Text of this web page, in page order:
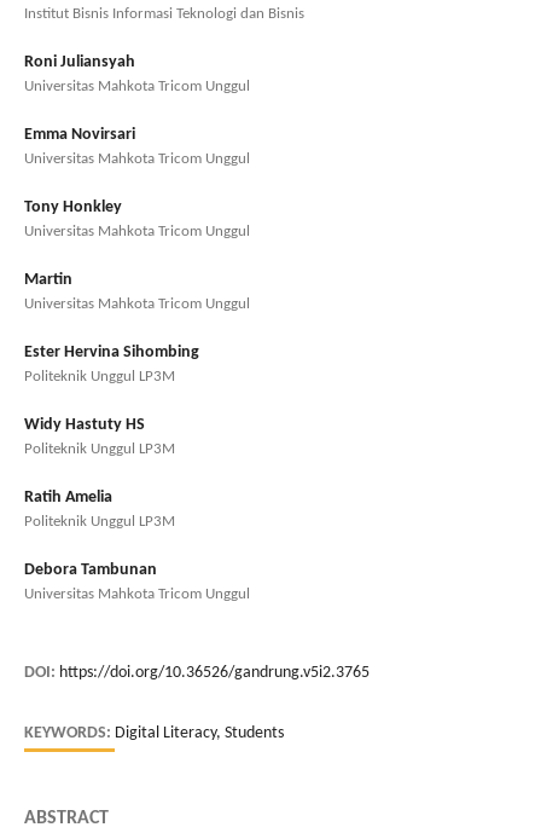
Institut Bisnis Informasi Teknologi dan Bisnis
Roni Juliansyah
Universitas Mahkota Tricom Unggul
Emma Novirsari
Universitas Mahkota Tricom Unggul
Tony Honkley
Universitas Mahkota Tricom Unggul
Martin
Universitas Mahkota Tricom Unggul
Ester Hervina Sihombing
Politeknik Unggul LP3M
Widy Hastuty HS
Politeknik Unggul LP3M
Ratih Amelia
Politeknik Unggul LP3M
Debora Tambunan
Universitas Mahkota Tricom Unggul
DOI: https://doi.org/10.36526/gandrung.v5i2.3765
KEYWORDS: Digital Literacy, Students
ABSTRACT